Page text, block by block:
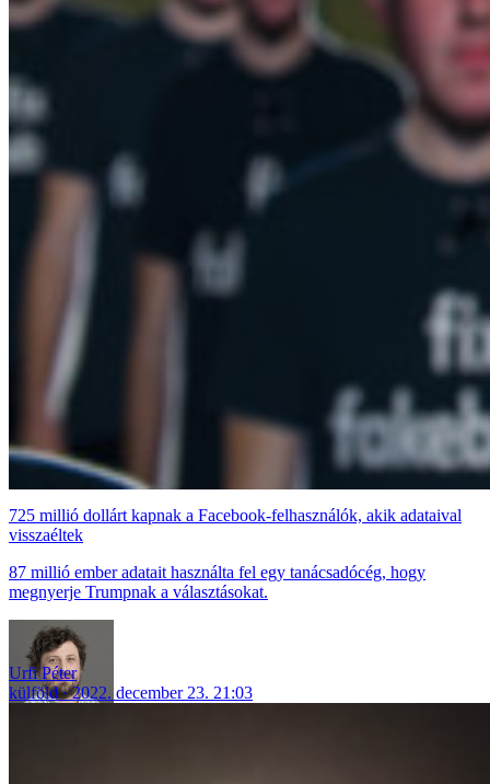
725 millió dollárt kapnak a Facebook-felhasználók, akik adataival
visszaéltek
87 millió ember adatait használta fel egy tanácsadócég, hogy
megnyerje Trumpnak a választásokat.
Urfi Péter
külföld
2022. december 23. 21:03